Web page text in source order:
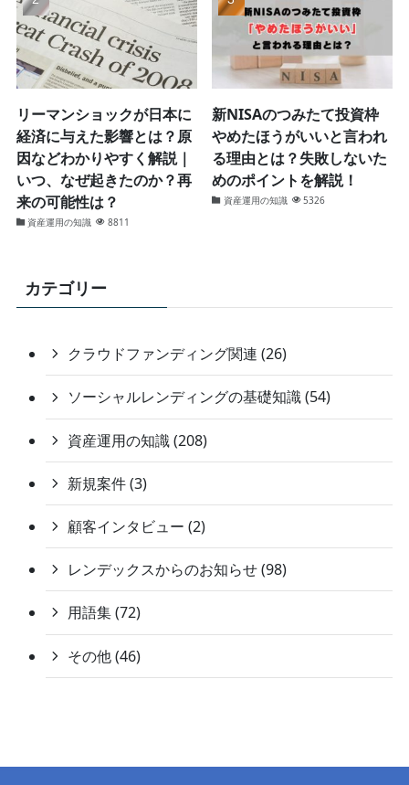
リーマンショックが日本に
経済に与えた影響とは？原
因などわかりやすく解説｜
いつ、なぜ起きたのか？再
来の可能性は？
資産運用の知識 8811
新NISAのつみたて投資枠
やめたほうがいいと言われ
る理由とは？失敗しないた
めのポイントを解説！
資産運用の知識 5326
カテゴリー
クラウドファンディング関連 (26)
ソーシャルレンディングの基礎知識 (54)
資産運用の知識 (208)
新規案件 (3)
顧客インタビュー (2)
レンデックスからのお知らせ (98)
用語集 (72)
その他 (46)